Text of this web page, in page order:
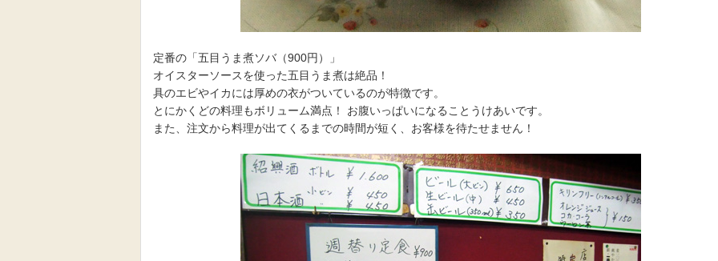
定番の「五目うま煮ソバ（900円）」
オイスターソースを使った五目うま煮は絶品！
具のエビやイカには厚めの衣がついているのが特徴です。
とにかくどの料理もボリューム満点！ お腹いっぱいになることうけあいです。
また、注文から料理が出てくるまでの時間が短く、お客様を待たせません！